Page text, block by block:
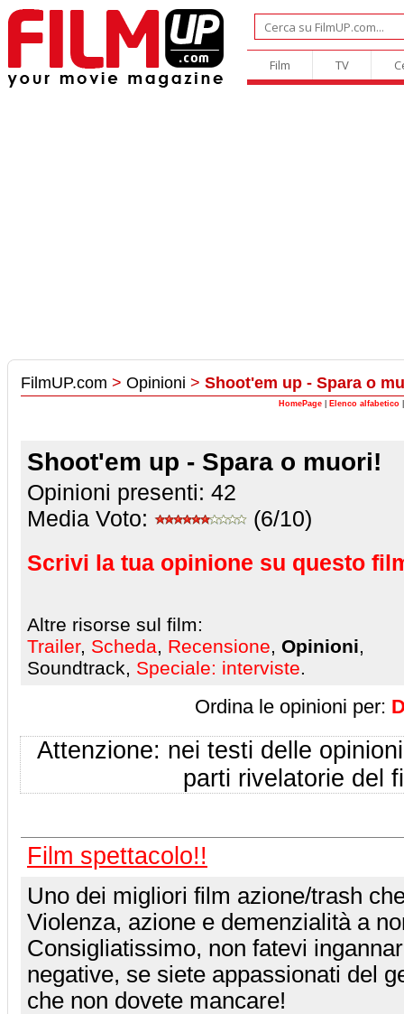
Film TV
FilmUP.com > Opinioni > Shoot'em up - Spara o
HomePage Elenco alfabetico
Shoot'em up - Spara o muori!
Opinioni presenti: 42
Media Voto:
(6/10)
Scrivi la tua opinione su questo
Altre risorse sul film:
Trailer, Scheda, Recensione, Opinioni,
Soundtrack, Speciale: interviste.
Ordina le opinioni per:
Attenzione: nei testi delle
parti rivelatorie del
Film spettacolo!!
Uno dei migliori film azione/trash
Violenza, azione e demenzialità a
Consigliatissimo, non fatevi
negative, se siete appassionati del
che non dovete mancare!